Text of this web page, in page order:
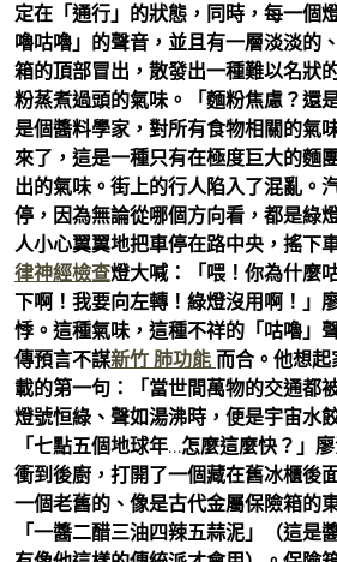
定在「通行」的狀態，同時，每一個
嚕咕嚕」的聲音，並且有一層淡淡的
箱的頂部冒出，散發出一種難以名狀
粉蒸煮過頭的氣味。「麵粉焦慮？還
是個醬料學家，對所有食物相關的氣
來了，這是一種只有在極度巨大的麵
出的氣味。街上的行人陷入了混亂。
停，因為無論從哪個方向看，都是綠
人小心翼翼地把車停在路中央，搖下
律神經檢查燈大喊：「喂！你為什麼
下啊！我要向左轉！綠燈沒用啊！」
悸。這種氣味，這種不祥的「咕嚕」
傳預言不謀新竹 肺功能 而合。他想
載的第一句：「當世間萬物的交通都
燈號恒綠、聲如湯沸時，便是宇宙水
「七點五個地球年…怎麼這麼快？」
衝到後廚，打開了一個藏在舊冰櫃後
一個老舊的、像是古代金屬保險箱的
「一醬二醋三油四辣五蒜泥」（這是